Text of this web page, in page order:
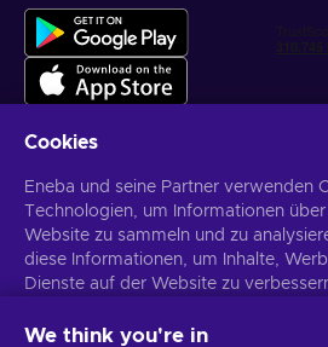
Du kannst dich jederzeit wieder abmelden.
Cookies
Eneba und seine Partner verwenden
Technologien, um Informationen
Website zu sammeln und zu
diese Informationen, um Inhalte,
Dienste auf der Website zu
verwendet werden.
We think you're in